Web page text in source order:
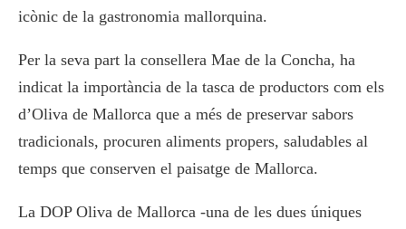
icònic de la gastronomia mallorquina.
Per la seva part la consellera Mae de la Concha, ha
indicat la importància de la tasca de productors com els
d’Oliva de Mallorca que a més de preservar sabors
tradicionals, procuren aliments propers, saludables al
temps que conserven el paisatge de Mallorca.
La DOP Oliva de Mallorca -una de les dues úniques